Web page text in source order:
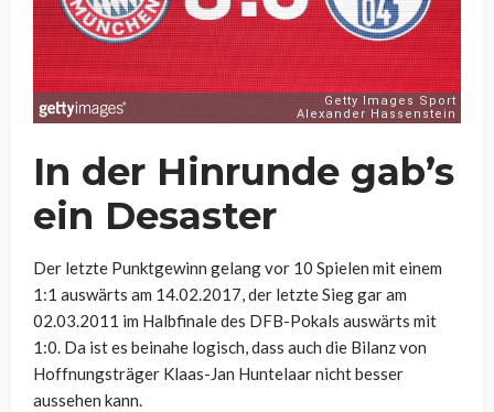
In der Hinrunde gab’s
ein Desaster
Der letzte Punktgewinn gelang vor 10 Spielen mit einem
1:1 auswärts am 14.02.2017, der letzte Sieg gar am
02.03.2011 im Halbfinale des DFB-Pokals auswärts mit
1:0. Da ist es beinahe logisch, dass auch die Bilanz von
Hoffnungsträger Klaas-Jan Huntelaar nicht besser
aussehen kann.